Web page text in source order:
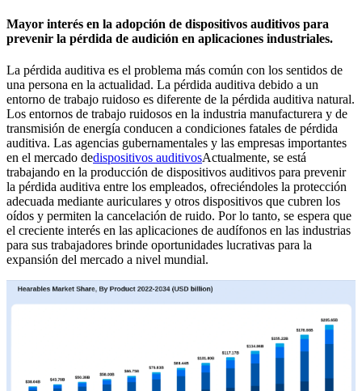
Mayor interés en la adopción de dispositivos auditivos para
prevenir la pérdida de audición en aplicaciones industriales.
La pérdida auditiva es el problema más común con los sentidos de
una persona en la actualidad. La pérdida auditiva debido a un
entorno de trabajo ruidoso es diferente de la pérdida auditiva natural.
Los entornos de trabajo ruidosos en la industria manufacturera y de
transmisión de energía conducen a condiciones fatales de pérdida
auditiva. Las agencias gubernamentales y las empresas importantes
en el mercado dedispositivos auditivosActualmente, se está
trabajando en la producción de dispositivos auditivos para prevenir
la pérdida auditiva entre los empleados, ofreciéndoles la protección
adecuada mediante auriculares y otros dispositivos que cubren los
oídos y permiten la cancelación de ruido. Por lo tanto, se espera que
el creciente interés en las aplicaciones de audífonos en las industrias
para sus trabajadores brinde oportunidades lucrativas para la
expansión del mercado a nivel mundial.